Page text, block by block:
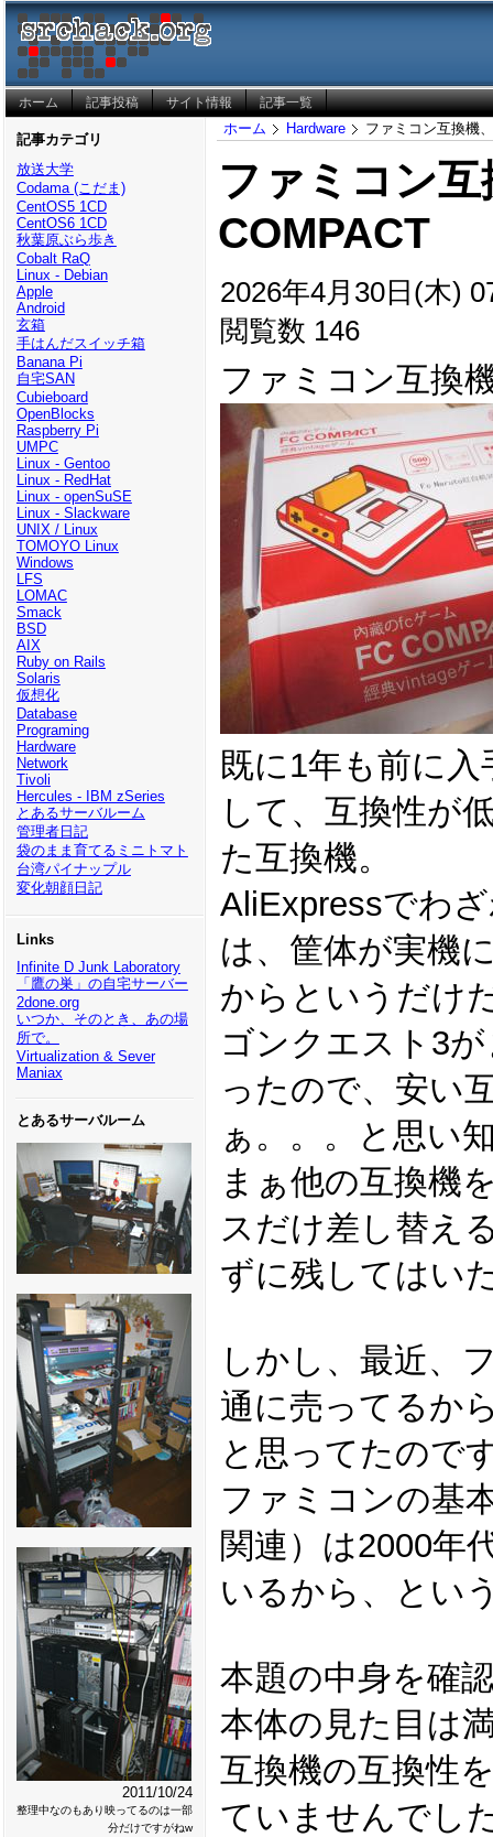
ホーム 記事投稿 サイト情報 記事一覧
記事カテゴリ
放送大学
Codama (こだま)
CentOS5 1CD
CentOS6 1CD
秋葉原ぶら歩き
Cobalt RaQ
Linux - Debian
Apple
Android
玄箱
手はんだスイッチ箱
Banana Pi
自宅SAN
Cubieboard
OpenBlocks
Raspberry Pi
UMPC
Linux - Gentoo
Linux - RedHat
Linux - openSuSE
Linux - Slackware
UNIX / Linux
TOMOYO Linux
Windows
LFS
LOMAC
Smack
BSD
AIX
Ruby on Rails
Solaris
仮想化
Database
Programing
Hardware
Network
Tivoli
Hercules - IBM zSeries
とあるサーバルーム
管理者日記
袋のまま育てるミニトマト
台湾パイナップル
変化朝顔日記
Links
Infinite D Junk Laboratory
「鷹の巣」の自宅サーバー
2done.org
いつか、そのとき、あの場
所で。
Virtualization & Sever
Maniax
とあるサーバルーム
2011/10/24
整理中なのもあり映ってるのは一部
分だけですがねw
ホーム Hardware ファミコン互換機
ファミコン
COMPACT
2026年4月30日(木)
閲覧数 146
ファミコン互換
既に1年も前に
して、互換性が
た互換機。
AliExpressでわ
は、筐体が実機
からというだけ
ゴンクエスト3
ったので、安い
ぁ。。。と思い
まぁ他の互換機
スだけ差し替え
ずに残してはい
しかし、最近、
通に売ってるか
と思ってたので
ファミコンの基
関連）は2000年
いるから、とい
本題の中身を確
本体の見た目は
互換機の互換性
ていませんでし